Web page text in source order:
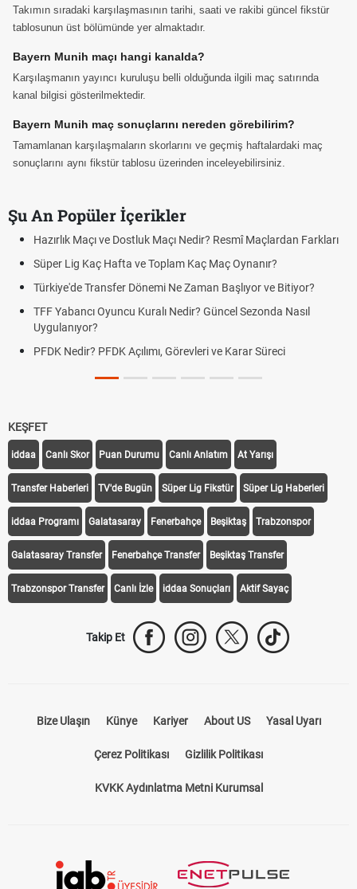
Takımın sıradaki karşılaşmasının tarihi, saati ve rakibi güncel fikstür
tablosunun üst bölümünde yer almaktadır.
Bayern Munih maçı hangi kanalda?
Karşılaşmanın yayıncı kuruluşu belli olduğunda ilgili maç satırında
kanal bilgisi gösterilmektedir.
Bayern Munih maç sonuçlarını nereden görebilirim?
Tamamlanan karşılaşmaların skorlarını ve geçmiş haftalardaki maç
sonuçlarını aynı fikstür tablosu üzerinden inceleyebilirsiniz.
Şu An Popüler İçerikler
Hazırlık Maçı ve Dostluk Maçı Nedir? Resmî Maçlardan Farkları
Süper Lig Kaç Hafta ve Toplam Kaç Maç Oynanır?
Türkiye'de Transfer Dönemi Ne Zaman Başlıyor ve Bitiyor?
TFF Yabancı Oyuncu Kuralı Nedir? Güncel Sezonda Nasıl
Uygulanıyor?
PFDK Nedir? PFDK Açılımı, Görevleri ve Karar Süreci
KEŞFET
iddaa Canlı Skor Puan Durumu Canlı Anlatım At Yarışı
Transfer Haberleri TV'de Bugün Süper Lig Fikstür Süper Lig Haberleri
iddaa Programı Galatasaray Fenerbahçe Beşiktaş Trabzonspor
Galatasaray Transfer Fenerbahçe Transfer Beşiktaş Transfer
Trabzonspor Transfer Canlı İzle iddaa Sonuçları Aktif Sayaç
Takip Et
Bize Ulaşın Künye Kariyer About US Yasal Uyarı
Çerez Politikası Gizlilik Politikası
KVKK Aydınlatma Metni Kurumsal